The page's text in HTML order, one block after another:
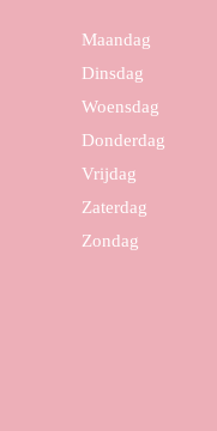
Maandag
Dinsdag
Woensdag
Donderdag
Vrijdag
Zaterdag
Zondag